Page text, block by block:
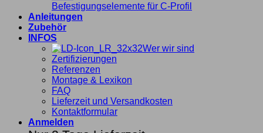
Befestigungselemente für C-Profil
Anleitungen
Zubehör
INFOS
Wer wir sind
Zertifizierungen
Referenzen
Montage & Lexikon
FAQ
Lieferzeit und Versandkosten
Kontaktformular
Anmelden